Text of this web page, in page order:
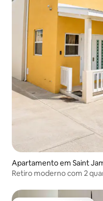
Apartamento em Saint
Retiro moderno com 2